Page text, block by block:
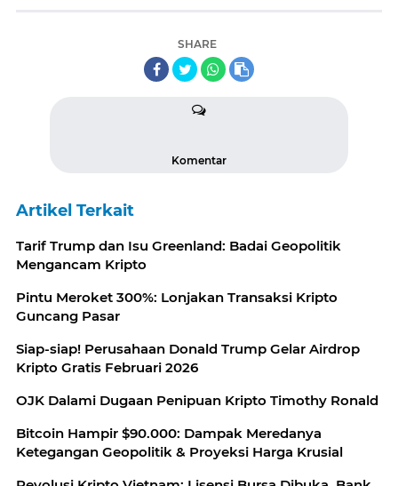
SHARE
Komentar
Artikel Terkait
Tarif Trump dan Isu Greenland: Badai Geopolitik
Mengancam Kripto
Pintu Meroket 300%: Lonjakan Transaksi Kripto
Guncang Pasar
Siap-siap! Perusahaan Donald Trump Gelar Airdrop
Kripto Gratis Februari 2026
OJK Dalami Dugaan Penipuan Kripto Timothy Ronald
Bitcoin Hampir $90.000: Dampak Meredanya
Ketegangan Geopolitik & Proyeksi Harga Krusial